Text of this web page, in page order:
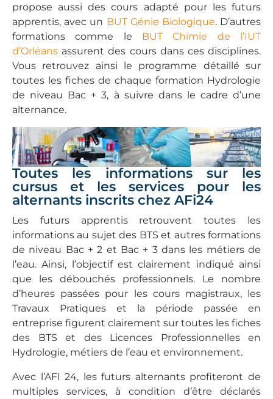
propose aussi des cours adapté pour les futurs
apprentis, avec un BUT Génie Biologique. D’autres
formations comme le BUT Chimie de l’IUT
d’Orléans assurent des cours dans ces disciplines.
Vous retrouvez ainsi le programme détaillé sur
toutes les fiches de chaque formation Hydrologie
de niveau Bac + 3, à suivre dans le cadre d’une
alternance.
Toutes les informations sur les
cursus et les services pour les
alternants inscrits chez AFi24
Les futurs apprentis retrouvent toutes les
informations au sujet des BTS et autres formations
de niveau Bac + 2 et Bac + 3 dans les métiers de
l’eau. Ainsi, l’objectif est clairement indiqué ainsi
que les débouchés professionnels. Le nombre
d’heures passées pour les cours magistraux, les
Travaux Pratiques et la période passée en
entreprise figurent clairement sur toutes les fiches
des BTS et des Licences Professionnelles en
Hydrologie, métiers de l’eau et environnement.
Avec l’AFI 24, les futurs alternants profiteront de
multiples services, à condition d’être déclarés